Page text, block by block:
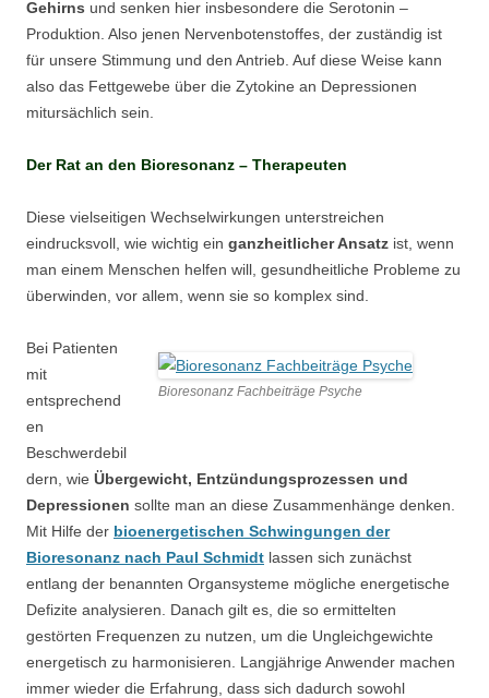
Gehirns und senken hier insbesondere die Serotonin –
Produktion. Also jenen Nervenbotenstoffes, der zuständig ist
für unsere Stimmung und den Antrieb. Auf diese Weise kann
also das Fettgewebe über die Zytokine an Depressionen
mitursächlich sein.
Der Rat an den Bioresonanz – Therapeuten
Diese vielseitigen Wechselwirkungen unterstreichen
eindrucksvoll, wie wichtig ein ganzheitlicher Ansatz ist, wenn
man einem Menschen helfen will, gesundheitliche Probleme zu
überwinden, vor allem, wenn sie so komplex sind.
Bioresonanz Fachbeiträge Psyche
Bei Patienten
mit
entsprechend
en
Beschwerdebil
dern, wie Übergewicht, Entzündungsprozessen und
Depressionen sollte man an diese Zusammenhänge denken.
Mit Hilfe der bioenergetischen Schwingungen der
Bioresonanz nach Paul Schmidt lassen sich zunächst
entlang der benannten Organsysteme mögliche energetische
Defizite analysieren. Danach gilt es, die so ermittelten
gestörten Frequenzen zu nutzen, um die Ungleichgewichte
energetisch zu harmonisieren. Langjährige Anwender machen
immer wieder die Erfahrung, dass sich dadurch sowohl